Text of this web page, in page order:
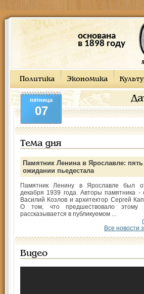
основана
в 1898 году
Политика Экономика
пятница
07
Тема дня
Памятник Ленина в Ярославле: пять
ожидании пьедестала
Памятник Ленину в Ярославле был
декабря 1939 года. Авторы памятника -
Василий Козлов и архитектор Сергей
О том, что предшествовало этому
рассказывается в публикуемом ...
Все новости
Видео